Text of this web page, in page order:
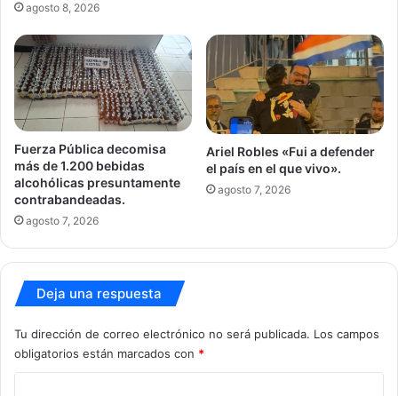
agosto 8, 2026
Fuerza Pública decomisa
más de 1.200 bebidas
alcohólicas presuntamente
contrabandeadas.
agosto 7, 2026
Ariel Robles «Fui a defender
el país en el que vivo».
agosto 7, 2026
Deja una respuesta
Tu dirección de correo electrónico no será publicada. Los campos
obligatorios están marcados con *